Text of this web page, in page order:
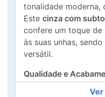
tonalidade moderna,
Este cinza com
confere um toque
às suas unhas,
versátil.
Qualidade e
Tonalidade
Ver